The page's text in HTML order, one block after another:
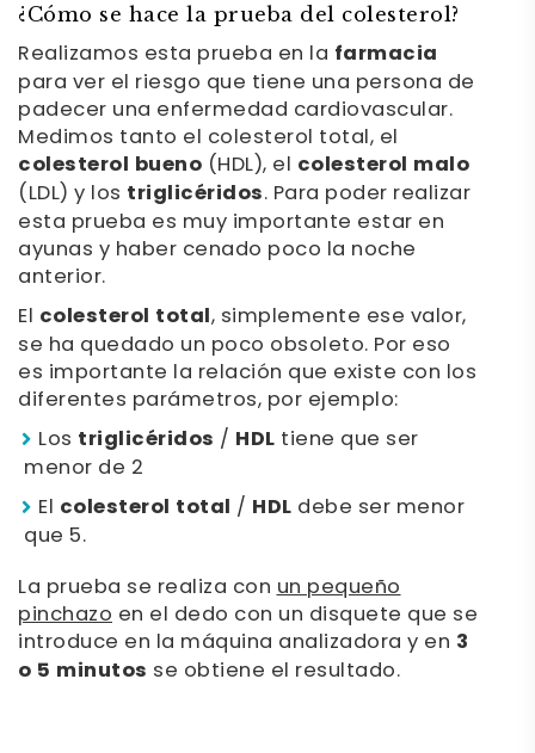
¿Cómo se hace la prueba del colesterol?
Realizamos esta prueba en la farmacia
para ver el riesgo que tiene una persona de
padecer una enfermedad cardiovascular.
Medimos tanto el colesterol total, el
colesterol bueno (HDL), el colesterol malo
(LDL) y los triglicéridos. Para poder realizar
esta prueba es muy importante estar en
ayunas y haber cenado poco la noche
anterior.
El colesterol total, simplemente ese valor,
se ha quedado un poco obsoleto. Por eso
es importante la relación que existe con los
diferentes parámetros, por ejemplo:
Los triglicéridos / HDL tiene que ser
menor de 2
El colesterol total / HDL debe ser menor
que 5.
La prueba se realiza conun pequeño
pinchazo en el dedo con un disquete que se
introduce en la máquina analizadora y en 3
o 5 minutos se obtiene el resultado.